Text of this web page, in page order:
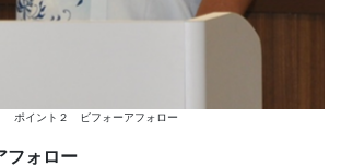
ポイント２ ビフォーアフォロー
フォロー